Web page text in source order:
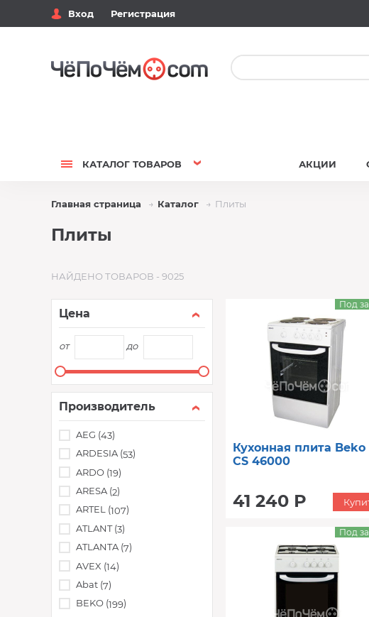
Вход Регистрация
КАТАЛОГ ТОВАРОВ АКЦИИ
Главная страница Каталог Плиты
Плиты
НАЙДЕНО ТОВАРОВ - 9025
Цена
от до
Производитель
AEG (43)
ARDESIA (53)
ARDO (19)
ARESA (2)
ARTEL (107)
ATLANT (3)
ATLANTA (7)
AVEX (14)
Abat (7)
BEKO (199)
Кухонная плита Beko
CS 46000
41 240 Р
Под
Под